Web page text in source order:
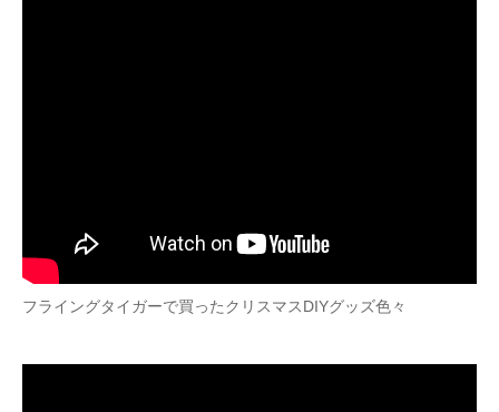
フライングタイガーで買ったクリスマスDIYグッズ色々